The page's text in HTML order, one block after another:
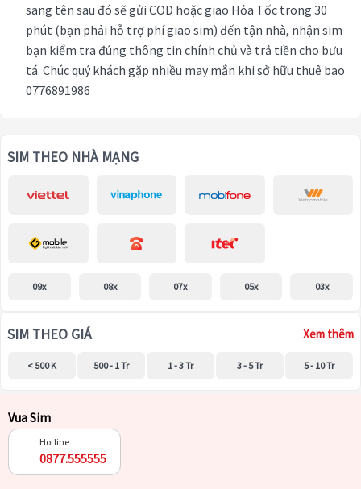
sang tên sau đó sẽ gửi COD hoặc giao Hỏa Tốc trong 30
phút (bạn phải hỗ trợ phí giao sim) đến tận nhà, nhận sim
bạn kiểm tra đúng thông tin chính chủ và trả tiền cho bưu
tá. Chúc quý khách gặp nhiều may mắn khi sở hữu thuê bao
0776891986
SIM THEO NHÀ MẠNG
09x 08x 07x 05x 03x
SIM THEO GIÁ Xem thêm
< 500 K 500 - 1 Tr 1 - 3 Tr 3 - 5 Tr 5 - 10 Tr
Vua Sim
Hotline
0877.555555